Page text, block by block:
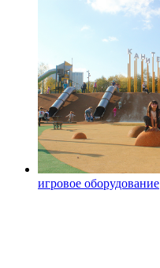
игровое оборудование